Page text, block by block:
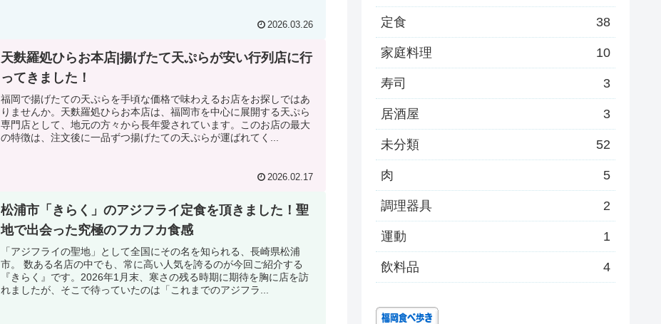
2026.03.26
天麩羅処ひらお本店|揚げたて天ぷらが安い行列店に行
ってきました！
福岡で揚げたての天ぷらを手頃な価格で味わえるお店をお探しではあ
りませんか。天麩羅処ひらお本店は、福岡市を中心に展開する天ぷら
専門店として、地元の方々から長年愛されています。このお店の最大
の特徴は、注文後に一品ずつ揚げたての天ぷらが運ばれてく...
2026.02.17
松浦市「きらく」のアジフライ定食を頂きました！聖
地で出会った究極のフカフカ食感
「アジフライの聖地」として全国にその名を知られる、長崎県松浦
市。 数ある名店の中でも、常に高い人気を誇るのが今回ご紹介する
『きらく』です。2026年1月末、寒さの残る時期に期待を胸に店を訪
れましたが、そこで待っていたのは「これまでのアジフラ...
定食 38
家庭料理 10
寿司 3
居酒屋 3
未分類 52
肉 5
調理器具 2
運動 1
飲料品 4